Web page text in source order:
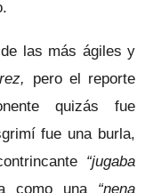
las más ágiles y
pero el reporte
quizás fue
fue una burla,
“jugaba
como una “nena